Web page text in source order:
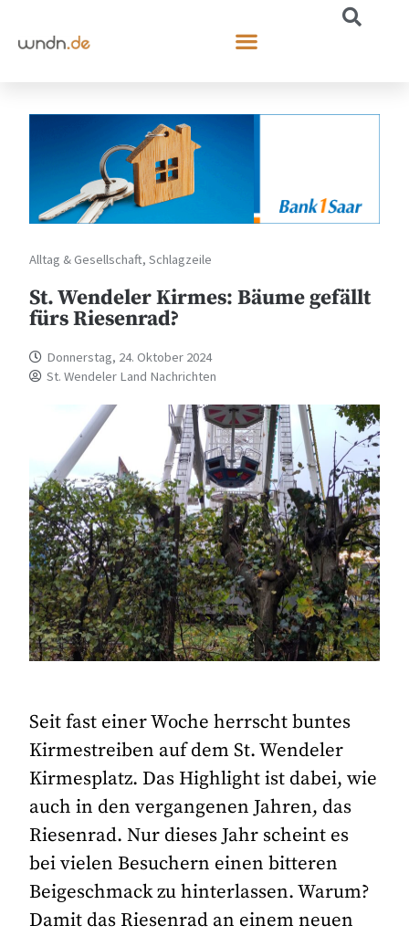
Alltag & Gesellschaft,Schlagzeile
St. Wendeler Kirmes: Bäume gefällt
fürs Riesenrad?
Donnerstag, 24. Oktober 2024
St. Wendeler Land Nachrichten
Seit fast einer Woche herrscht buntes
Kirmestreiben auf dem St. Wendeler
Kirmesplatz. Das Highlight ist dabei, wie
auch in den vergangenen Jahren, das
Riesenrad. Nur dieses Jahr scheint es
bei vielen Besuchern einen bitteren
Beigeschmack zu hinterlassen. Warum?
Damit das Riesenrad an einem neuen